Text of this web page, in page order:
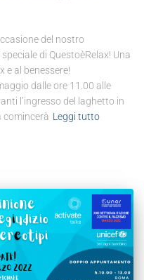
del nostro
di QuestoèRelax! Una
e al benessere!
dalle ore 11.00 alle
l’ingresso del laghetto in
comincerà Leggi tutto